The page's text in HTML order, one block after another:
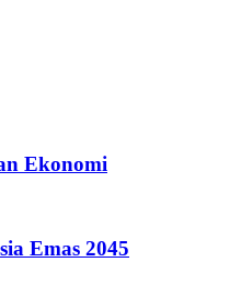
Ekonomi
Emas 2045